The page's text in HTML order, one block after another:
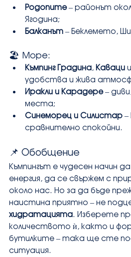
Родопите – районът
Ягодина;
Балканът – Беклемето,
🏖️ Море:
Къмпинг Градина, Каваци
удобства и жива
Иракли и Карадере –
места;
Синеморец и Силистар –
сравнително спокойни.
📌 Обобщение
Къмпингът е чудесен начин
енергия, да се свържем с
около нас. Но за да бъде
наистина приятно – не
хидратацията. Изберете
количеството ѝ, както и
бутилките – така ще сте
ситуация.